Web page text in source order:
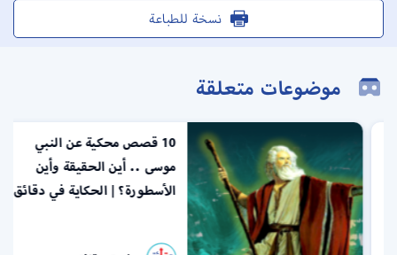
نسخة للطباعة
موضوعات متعلقة
10 قصص محكية عن النبي
موسى .. أين الحقيقة وأين
الأسطورة؟ | الحكاية في دقائق